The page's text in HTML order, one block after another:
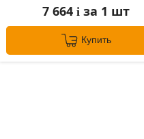
7 664i за 1 шт
Купить